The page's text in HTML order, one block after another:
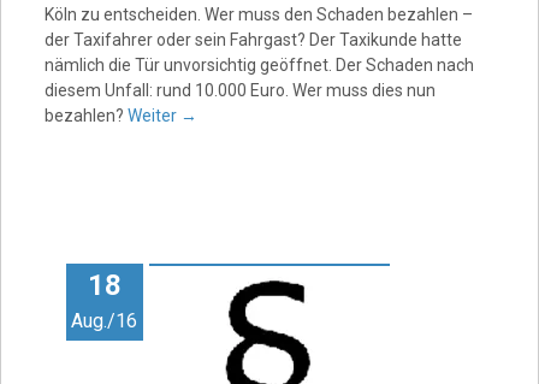
Köln zu entscheiden. Wer muss den Schaden bezahlen –
der Taxifahrer oder sein Fahrgast? Der Taxikunde hatte
nämlich die Tür unvorsichtig geöffnet. Der Schaden nach
diesem Unfall: rund 10.000 Euro. Wer muss dies nun
bezahlen? Weiter →
18
Aug./16